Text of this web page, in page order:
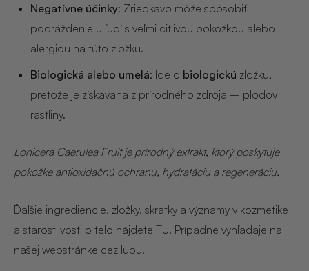
Negatívne účinky: Zriedkavo môže spôsobiť
podráždenie u ľudí s veľmi citlivou pokožkou alebo
alergiou na túto zložku.
Biologická alebo umelá: Ide o biologickú zložku,
pretože je získavaná z prírodného zdroja – plodov
rastliny.
Lonicera Caerulea Fruit je prírodný extrakt, ktorý poskytuje
pokožke antioxidačnú ochranu, hydratáciu a regeneráciu.
Ďalšie ingrediencie, zložky, skratky a významy v kozmetike
a starostlivosti o telo nájdete TU. Prípadne vyhľadaje na
našej webstránke cez lupu.